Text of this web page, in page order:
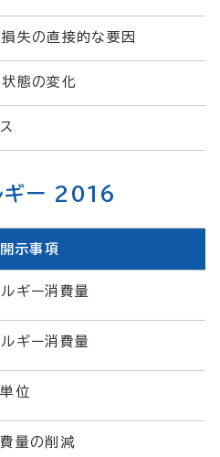
失の直接的な要因
態の変化
ギー 2016
開示事項
ギー消費量
ギー消費量
位
量の削減